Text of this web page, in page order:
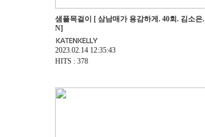
샘플목걸이 [ 삼남매가 용감하게. 40회. 김소은.
N]
2023.02.14 12:35:43
HITS : 378